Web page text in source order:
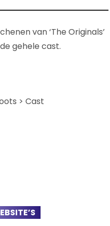
‘THE
CAST
PROMO
van ‘The Originals’
gehele cast.
> Cast